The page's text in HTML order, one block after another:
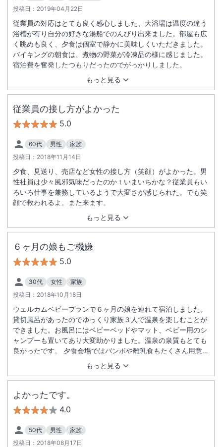
投稿日： 2019年04月22日
もっと見る
従業員の対応はとても良く感心しました、大浴場は温度の違う
浴槽が有り自分の好きな湯船でのんびり出来ました。部屋も広
く眺めも良く、夕食は個室で静かに美味しくいただきました。
バイキングの朝食は、煮物の野菜が冷凍品の様に感じました。
宿泊費を奮発したつもりだったのでがっかりしました。
従業員の接し方がよかった
5.0
60代 男性
家族
投稿日： 2018年11月14日
もっと見る
夕食、見送り、売店など女性の接し方（笑顔）がよかった。男
性社員は少々風邪気味だったのかｔいまいちかな？従業員もい
ろいろ仕事を兼務しているようで大変さが感じられた。でも笑
顔で救われるよ。また来ます。
６ヶ月の娘もご機嫌
5.0
30代 女性
家族
投稿日： 2018年10月18日
もっと見る
ウェルカムベビープランで６ヶ月の娘を連れて宿泊しました。
貸切風呂があったのでゆっくり家族３人で温泉を楽しむことが
できました。お風呂にはベビーベッドやマット、ベビー用のシ
ャンプーも置いてあり大変助かりました。温泉の泉質もとても
良かったです。 夕食会場ではバンボや離乳食もたくさん用意し
てくださり娘も喜んで食べていました。食事も品数たくさんで
どれも美味しくいただきました。 仲居さんも娘に優しく接して
くださり、娘も嬉しそうでした。 部屋にママと赤ちゃんへプレ
ゼントが置いてありました！おしりふきや麦茶などなど他にも
たくさんです。心遣いにとても嬉しく思いました。 部屋やお風
呂から日の出と雲海がすごくきれいに見えて感動しました。 静
岡県からの旅行でしたので遠かったですが、機会があればまた
ぜひ泊まらせていただきたいです！ありがとうございました。
よかったです。
4.0
50代 男性
家族
投稿日： 2018年08月17日